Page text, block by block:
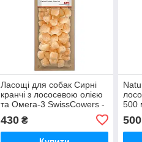
Ласощі для собак Сирні
кранчі з лососевою олією
та Омега-3 SwissCowers -
430₴
500
500